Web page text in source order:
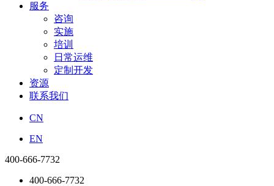
服务
咨询
实施
培训
日常运维
定制开发
资源
联系我们
CN
EN
400-666-7732
400-666-7732